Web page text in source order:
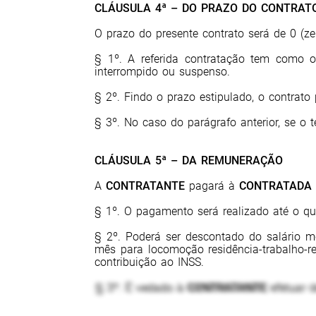
CLÁUSULA 4ª – DO PRAZO DO
O prazo do presente contrato será de 0 (
§ 1º. A referida contratação tem como
interrompido ou suspenso.
§ 2º. Findo o prazo estipulado, o
§ 3º. No caso do parágrafo anterior, se o
CLÁUSULA 5ª – DA REMUNERAÇÃO
ACONTRATANTE pagará àCONTRATADA
§ 1º. O pagamento será realizado até o
§ 2º. Poderá ser descontado do salário
mês para locomoção residência-
contribuição ao INSS.
§ 3º. É vedado àCONTRATANTEefetuar